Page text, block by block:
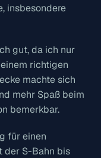
insbesondere
gut, da ich nur
richtigen
machte sich
mehr Spaß beim
bemerkbar.
für einen
der S-Bahn bis